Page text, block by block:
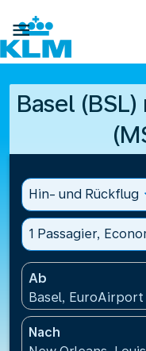

Basel
Hin- und Rückflug
1 Passagier,
Ab
Basel, EuroAirport
Nach